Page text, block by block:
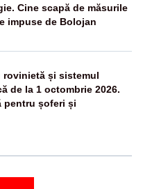
Cine scapă de măsurile
impuse de Bolojan
rovinietă și sistemul
de la 1 octombrie 2026.
pentru șoferi și